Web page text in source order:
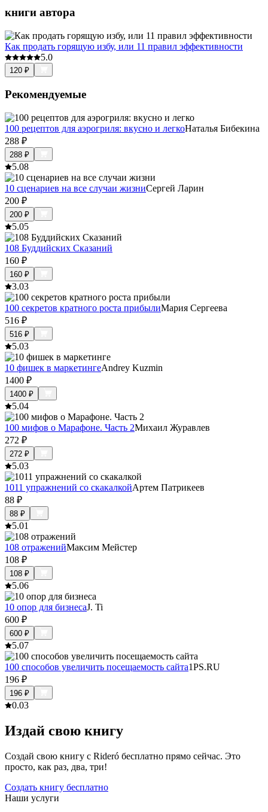
книги автора
Как продать горящую избу, или 11 правил эффективности
5.0
120 ₽
Рекомендуемые
100 рецептов для аэрогриля: вкусно и легкоНаталья Бибекина
288 ₽
288 ₽
5.08
10 сценариев на все случаи жизниСергей Ларин
200 ₽
200 ₽
5.05
108 Буддийских Сказаний
160 ₽
160 ₽
3.03
100 секретов кратного роста прибылиМария Сергеева
516 ₽
516 ₽
5.03
10 фишек в маркетингеAndrey Kuzmin
1400 ₽
1400 ₽
5.04
100 мифов о Марафоне. Часть 2Михаил Журавлев
272 ₽
272 ₽
5.03
1011 упражнений со скакалкойАртем Патрикеев
88 ₽
88 ₽
5.01
108 отраженийМаксим Мейстер
108 ₽
108 ₽
5.06
10 опор для бизнесаJ. Ti
600 ₽
600 ₽
5.07
100 способов увеличить посещаемость сайта1PS.RU
196 ₽
196 ₽
0.03
Издай свою книгу
Создай свою книгу с Rideró бесплатно прямо сейчас. Это
просто, как раз, два, три!
Создать книгу бесплатно
Наши услуги